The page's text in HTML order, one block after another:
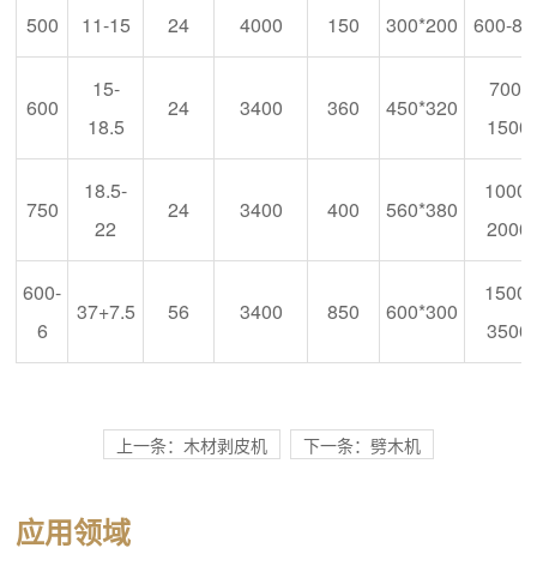
500 11-15 24 4000 150 300*200 600-
600
15-
18.5
24 3400 360 450*320
700-
1500
750
18.5-
22
24 3400 400 560*380
1000-
2000
600-
6
37+7.5 56 3400 850 600*300
1500-
3500
上一条：木材剥皮机 下一条：劈木机
应用领域